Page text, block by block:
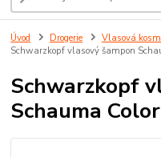
Úvod Drogerie Vlasová
Schwarzkopf vlasový šampon
Schwarzkopf
Schauma